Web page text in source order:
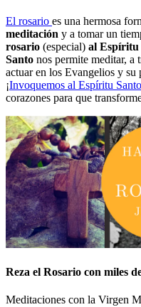
El rosario es una hermosa
meditación y a tomar un
rosario (especial) al Espíritu
Santo nos permite meditar, a
actuar en los Evangelios y su
¡Invoquemos al Espíritu Santo
corazones para que
Reza el Rosario con miles
Meditaciones con la Virgen